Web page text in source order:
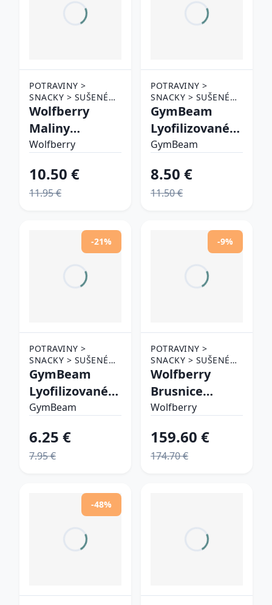
POTRAVINY >
SNACKY > SUŠENÉ
OVOCIE
Wolfberry
Maliny
lyofilizované
mrazom
Wolfberry
10.50 €
11.95 €
POTRAVINY >
SNACKY > SUŠENÉ
OVOCIE
GymBeam
Lyofilizované
višne
GymBeam
8.50 €
11.50 €
-21%
POTRAVINY >
SNACKY > SUŠENÉ
OVOCIE
GymBeam
Lyofilizované
červené ríbezle
GymBeam
6.25 €
7.95 €
-9%
POTRAVINY >
SNACKY > SUŠENÉ
OVOCIE
Wolfberry
Brusnice
sušené
Wolfberry
159.60 €
174.70 €
-48%